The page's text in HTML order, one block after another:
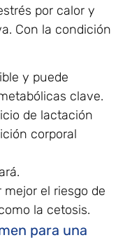
por calor y
Con la condición
y puede
clave.
de lactación
corporal
el riesgo de
la cetosis.
para una